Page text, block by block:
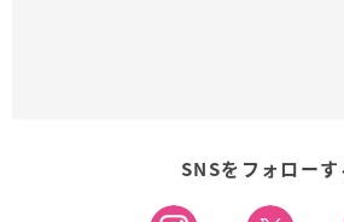
SNSをフォローす